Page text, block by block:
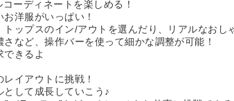
ーディネートを楽しめる！
洋服がいっぱい！
ップスのイン/アウトを選んだり、リアルなおし
など、操作バーを使って細かな調整が可能！
きるよ
イアウトに挑戦！
して成長していこう♪